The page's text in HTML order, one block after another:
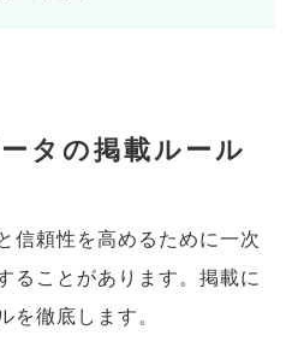
タの掲載ルール
信頼性を高めるために一次
ることがあります。掲載に
を徹底します。